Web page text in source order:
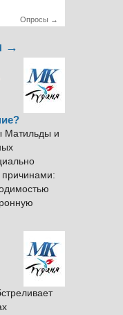
Опросы →
→
Матильды и